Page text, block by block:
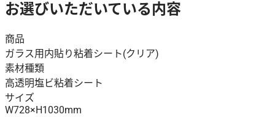
お選びいただいている内容
商品
ガラス用内貼り粘着シート(クリア)
素材種類
高透明塩ビ粘着シート
サイズ
W728×H1030mm